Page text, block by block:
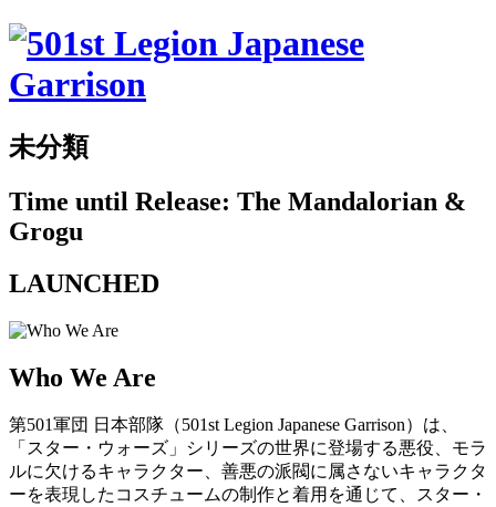
未分類
Time until Release: The Mandalorian &
Grogu
LAUNCHED
Who We Are
第501軍団 日本部隊（501st Legion Japanese Garrison）は、
「スター・ウォーズ」シリーズの世界に登場する悪役、モラ
ルに欠けるキャラクター、善悪の派閥に属さないキャラクタ
ーを表現したコスチュームの制作と着用を通じて、スター・